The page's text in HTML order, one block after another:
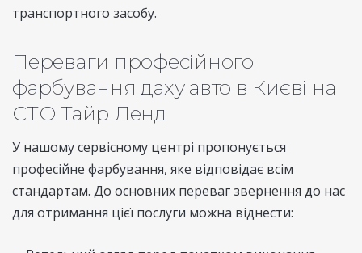
транспортного засобу.
Переваги професійного
фарбування даху авто в Києві на
СТО Тайр Ленд
У нашому сервісному центрі пропонується
професійне фарбування, яке відповідає всім
стандартам. До основних переваг звернення до нас
для отримання цієї послуги можна віднести: